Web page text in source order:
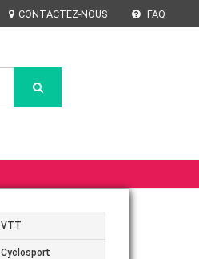
CONTACTEZ-NOUS FAQ
VTT
Cyclosport